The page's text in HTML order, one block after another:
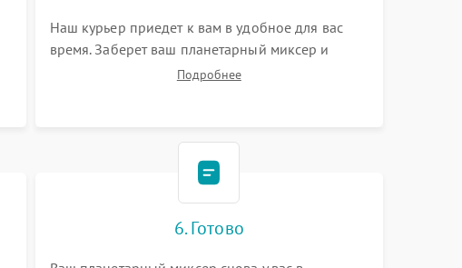
Наш курьер приедет к вам в удобное для вас
время. Заберет ваш планетарный миксер и
привезет на склад для диагностики.
Подробнее
6. Готово